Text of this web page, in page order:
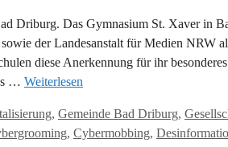
Driburg. Das Gymnasium St. Xaver in
der Landesanstalt für Medien NRW
diese Anerkennung für ihr
… Weiterlesen
, Gemeinde Bad Driburg,
, Cybermobbing,